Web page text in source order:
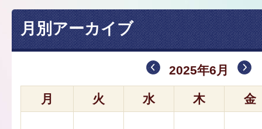
月別アーカイブ
2025年6月
月 火 水 木 金